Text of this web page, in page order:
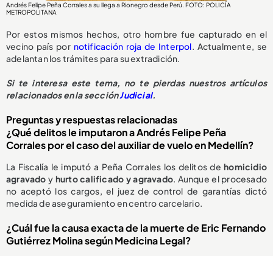
Andrés Felipe Peña Corrales a su llega a Rionegro desde Perú. FOTO: POLICÍA
METROPOLITANA
Por estos mismos hechos, otro hombre fue capturado en el
vecino país por notificación roja de Interpol. Actualmente, se
adelantan los trámites para su extradición.
Si te interesa este tema, no te pierdas nuestros artículos
relacionados en la secciónJudicial.
Preguntas y respuestas relacionadas
¿Qué delitos le imputaron a Andrés Felipe Peña
Corrales por el caso del auxiliar de vuelo en Medellín?
La Fiscalía le imputó a Peña Corrales los delitos dehomicidio
agravado y hurto calificado y agravado. Aunque el procesado
no aceptó los cargos, el juez de control de garantías dictó
medida de aseguramiento en centro carcelario.
¿Cuál fue la causa exacta de la muerte de Eric Fernando
Gutiérrez Molina según Medicina Legal?